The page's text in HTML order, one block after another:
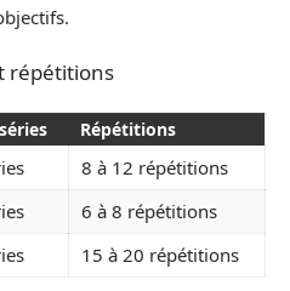
répétitions
Répétitions
8 à 12 répétitions
6 à 8 répétitions
15 à 20 répétitions